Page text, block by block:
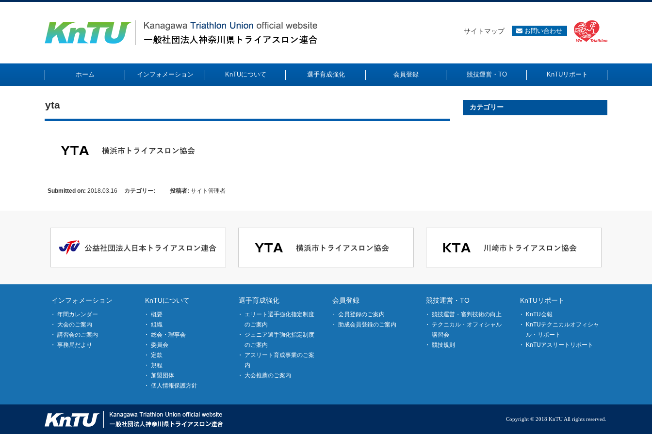
サイトマップ お問い合わせ
ホーム インフォメーション KnTUについて 選手育成強化 会員登録 競技運営・TO KnTUリポート
yta
Submitted on: 2018.03.16 カテゴリー: 投稿者: サイト管理者
カテゴリー
インフォメーション
年間カレンダー
大会のご案内
講習会のご案内
事務局だより
KnTUについて
概要
組織
総会・理事会
委員会
定款
規程
加盟団体
個人情報保護方針
選手育成強化
エリート選手強化指定制度
のご案内
ジュニア選手強化指定制度
のご案内
アスリート育成事業のご案
内
大会推薦のご案内
会員登録
会員登録のご案内
助成会員登録のご案内
競技運営・TO
競技運営・審判技術の向上
テクニカル・オフィシャル
講習会
競技規則
KnTUリポート
KnTU会報
KnTUテクニカルオフィシャ
ル・リポート
KnTUアスリートリポート
Copyright © 2018 KnTU All rights reserved.